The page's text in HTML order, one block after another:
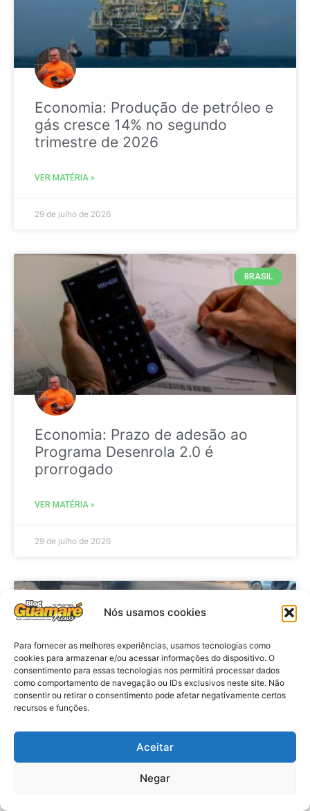
Nós usamos cookies
Para fornecer as melhores experiências, usamos tecnologias como
cookies para armazenar e/ou acessar informações do dispositivo. O
consentimento para essas tecnologias nos permitirá processar dados
como comportamento de navegação ou IDs exclusivos neste site. Não
consentir ou retirar o consentimento pode afetar negativamente certos
recursos e funções.
Aceitar
Negar
Economia: Produção de petróleo e
gás cresce 14% no segundo
trimestre de 2026
VER MATÉRIA »
29 de julho de 2026
BRASIL
Economia: Prazo de adesão ao
Programa Desenrola 2.0 é
prorrogado
VER MATÉRIA »
29 de julho de 2026
Acidente: A caminho do trabalho
professora se envolve em